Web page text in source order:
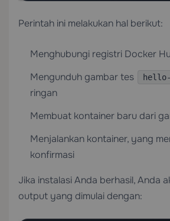
Perintah ini melakukan hal berikut:
Menghubungi registri Docker
Mengunduh gambar tes
ringan
Membuat kontainer baru dari
Menjalankan kontainer, yang
konfirmasi
Jika instalasi Anda berhasil, Anda
output yang dimulai dengan: